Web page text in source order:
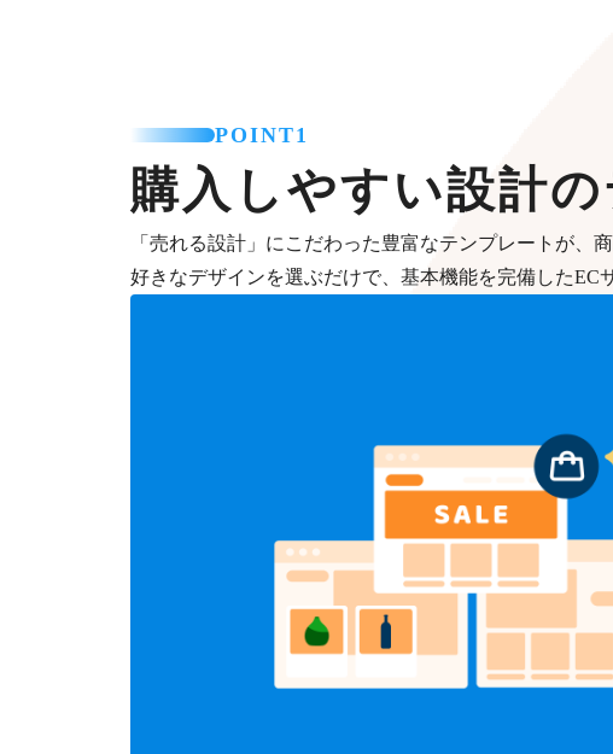
POINT1
購入しやすい設計
「売れる設計」にこだわった豊富なテンプレートが、
好きなデザインを選ぶだけで、基本機能を完備したEC